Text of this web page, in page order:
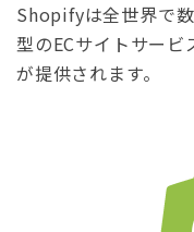
Shopifyは全世界で
型のECサイトサービ
が提供されます。